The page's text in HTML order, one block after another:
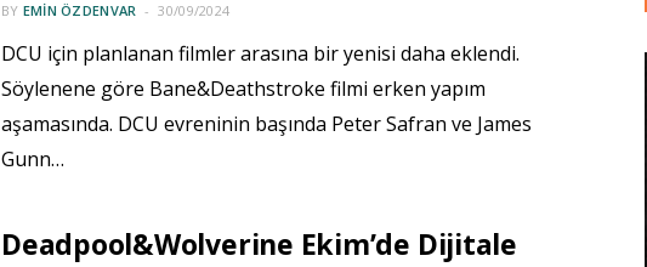
BY EMIN ÖZDENVAR 30/09/2024
DCU için planlanan filmler arasına bir yenisi daha eklendi.
Söylenene göre Bane&Deathstroke filmi erken yapım
aşamasında. DCU evreninin başında Peter Safran ve James
Gunn…
Deadpool&Wolverine Ekim’de Dijitale